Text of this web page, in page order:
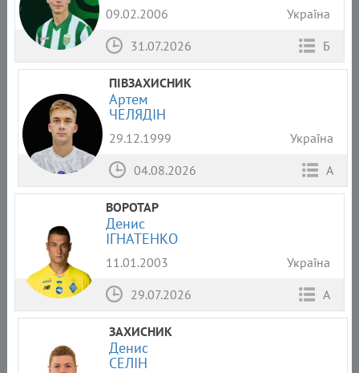
09.02.2006
Україна
31.07.2026
Б
ПІВЗАХИСНИК
Артем
ЧЕЛЯДІН
29.12.1999
Україна
04.08.2026
А
ВОРОТАР
Денис
ІГНАТЕНКО
11.01.2003
Україна
29.07.2026
А
ЗАХИСНИК
Денис
СЕЛІН